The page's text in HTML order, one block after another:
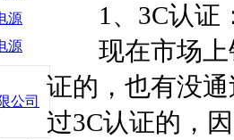
1、3C认证
现在市场上
证的，也有没
过3C认证的，